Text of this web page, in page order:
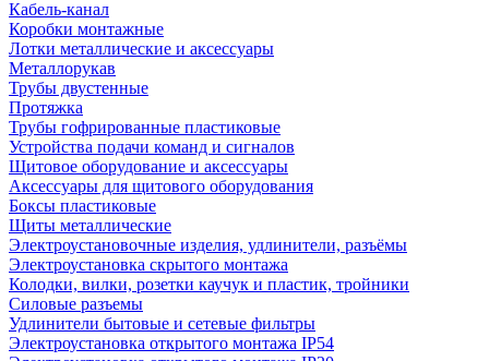
Кабель-канал
Коробки монтажные
Лотки металлические и аксессуары
Металлорукав
Трубы двустенные
Протяжка
Трубы гофрированные пластиковые
Устройства подачи команд и сигналов
Щитовое оборудование и аксессуары
Аксессуары для щитового оборудования
Боксы пластиковые
Щиты металлические
Электроустановочные изделия, удлинители, разъёмы
Электроустановка скрытого монтажа
Колодки, вилки, розетки каучук и пластик, тройники
Силовые разъемы
Удлинители бытовые и сетевые фильтры
Электроустановка открытого монтажа IP54